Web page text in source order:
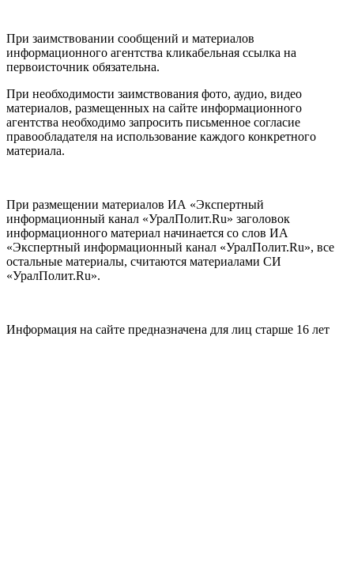
При заимствовании сообщений и материалов
информационного агентства кликабельная ссылка на
первоисточник обязательна.
При необходимости заимствования фото, аудио, видео
материалов, размещенных на сайте информационного
агентства необходимо запросить письменное согласие
правообладателя на использование каждого конкретного
материала.
При размещении материалов ИА «Экспертный
информационный канал «УралПолит.Ru» заголовок
информационного материал начинается со слов ИА
«Экспертный информационный канал «УралПолит.Ru», все
остальные материалы, считаются материалами СИ
«УралПолит.Ru».
Информация на сайте предназначена для лиц старше 16 лет